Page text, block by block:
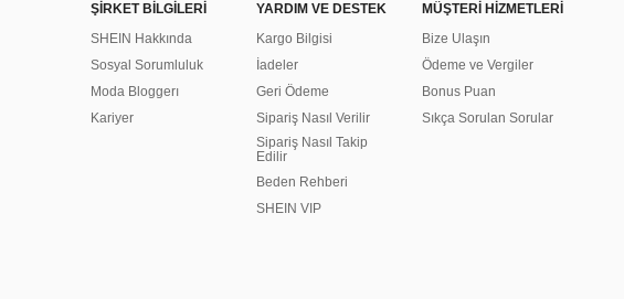
ŞİRKET BİLGİLERİ
SHEIN Hakkında
Sosyal Sorumluluk
Moda Bloggerı
Kariyer
YARDIM VE DESTEK
Kargo Bilgisi
İadeler
Geri Ödeme
Sipariş Nasıl Verilir
Sipariş Nasıl Takip
Edilir
Beden Rehberi
SHEIN VIP
MÜŞTERİ HİZMETLERİ
Bize Ulaşın
Ödeme ve Vergiler
Bonus Puan
Sıkça Sorulan Sorular